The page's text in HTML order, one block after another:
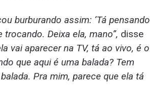
burburando assim: ‘Tá pensando
Deixa ela, mano”, disse
vai aparecer na TV, tá ao vivo, é o
que aqui é uma balada? Tem
Pra mim, parece que ela tá